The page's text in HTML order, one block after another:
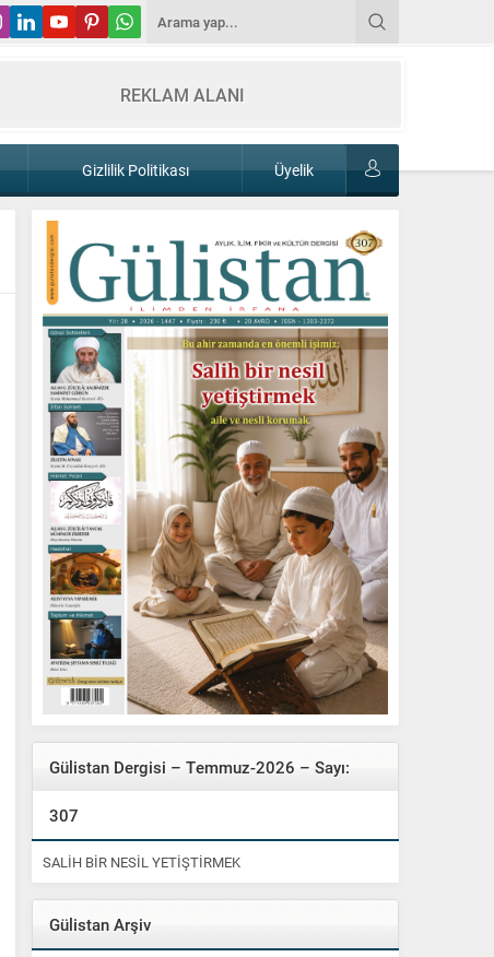
REKLAM ALANI
Gizlilik Politikası Üyelik
Gülistan Dergisi – Temmuz-2026 – Sayı:
307
SALİH BİR NESİL YETİŞTİRMEK
Gülistan Arşiv